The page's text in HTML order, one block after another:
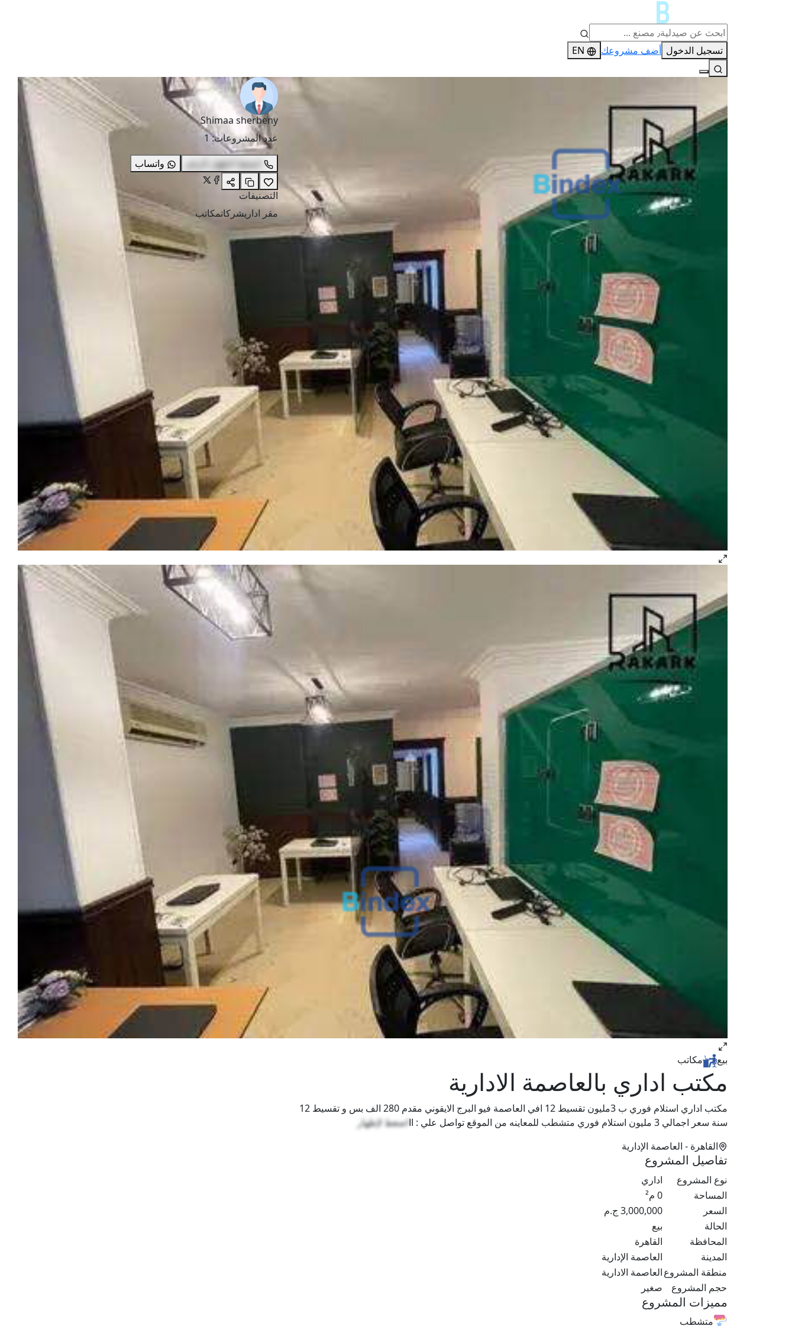
تسجيل الدخول أضف مشروعك EN
بيع مكاتب
مكتب اداري بالعاصمة الادارية
مكتب اداري استلام فوري ب 3مليون تقسيط 12 افي العاصمة فيو البرج الايقوني مقدم 280 الف بس و تقسيط 12
سنة سعر اجمالي 3 مليون استلام فوري متشطب للمعاينه من الموقع تواصل علي : اا
اضغط لإظهار
القاهرة - العاصمة الإدارية
تفاصيل المشروع
نوع المشروع
اداري
المساحة
0 م²
السعر
3,000,000 ج.م
الحالة
بيع
المحافظة
القاهرة
المدينة
العاصمة الإدارية
منطقة المشروعالعاصمة الادارية
حجم المشروع
صغير
مميزات المشروع
متشطب
Shimaa sherbeny
عدد المشروعات:
1
اضغط لاظهار الرقم
واتساب
التصنيفات
مقر اداريشركاتمكاتب